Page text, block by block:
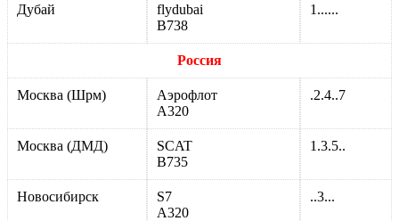
Дубай
flydubai
B738
1......
Россия
Москва (Шрм)
Аэрофлот
А320
.2.4..7
Москва (ДМД)
SCAT
В735
1.3.5..
Новосибирск
S7
А320
..3...